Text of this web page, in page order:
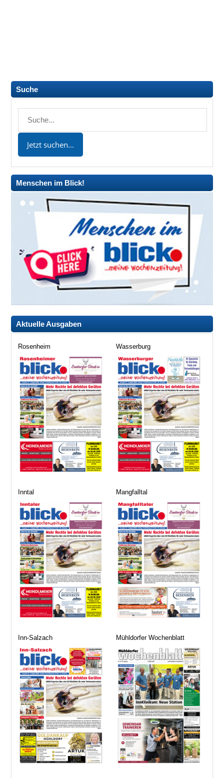
Suche
Menschen im Blick!
Aktuelle Ausgaben
Rosenheim Wasserburg
Inntal Mangfalltal
Inn-Salzach Mühldorfer Wochenblatt